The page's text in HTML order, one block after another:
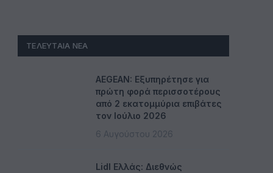
ΤΕΛΕΥΤΑΊΑ ΝΈΑ
AEGEAN: Εξυπηρέτησε για
πρώτη φορά περισσοτέρους
από 2 εκατομμύρια επιβάτες
τον Ιούλιο 2026
6 Αυγούστου 2026
Lidl Ελλάς: Διεθνώς